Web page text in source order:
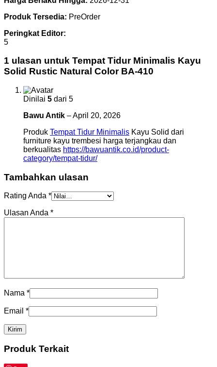
Produk Tersedia: PreOrder
Peringkat Editor:
5
1 ulasan untuk Tempat Tidur Minimalis Kayu
Solid Rustic Natural Color BA-410
Dinilai 5 dari 5
Bawu Antik –April 20, 2026
Produk Tempat Tidur Minimalis Kayu Solid dari
furniture kayu trembesi harga terjangkau dan
berkualitas https://bawuantik.co.id/product-
category/tempat-tidur/
Tambahkan ulasan
Rating Anda *
Ulasan Anda *
Nama *
Email *
Produk Terkait